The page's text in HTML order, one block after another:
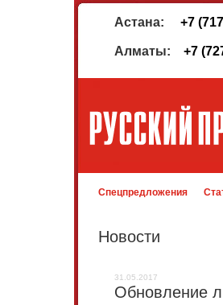
Астана: +7
Алматы: +7
Спецпредложения
Новости
31.05.2017
Обновление